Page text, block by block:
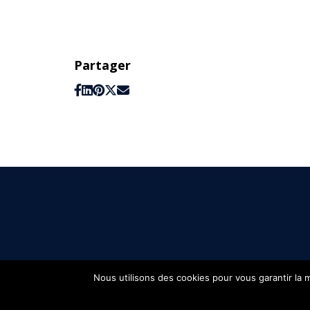
Partager
Nous utilisons des cookies pour vous garantir